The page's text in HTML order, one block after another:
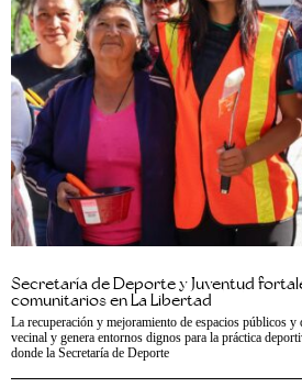
Secretaría de Deporte y Juventud
comunitarios en La Libertad
La recuperación y mejoramiento de espacios públicos
vecinal y genera entornos dignos para la práctica
donde la Secretaría de Deporte